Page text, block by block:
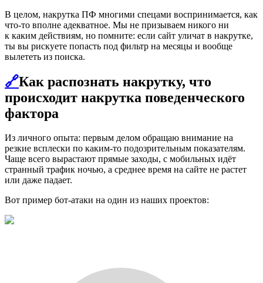
В целом, накрутка ПФ многими спецами воспринимается, как
что-то вполне адекватное. Мы не призываем никого ни
к каким действиям, но помните: если сайт уличат в накрутке,
ты вы рискуете попасть под фильтр на месяцы и вообще
вылететь из поиска.
🔗Как распознать накрутку, что
происходит накрутка поведенческого
фактора
Из личного опыта: первым делом обращаю внимание на
резкие всплески по каким-то подозрительным показателям.
Чаще всего вырастают прямые заходы, с мобильных идёт
странный трафик ночью, а среднее время на сайте не растет
или даже падает.
Вот пример бот-атаки на один из наших проектов: